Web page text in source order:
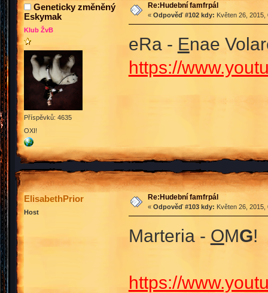
Geneticky změněný
Eskymak
Klub ŽvB
Příspěvků: 4635
OXI!
Re:Hudební famfrpál
« Odpověď #102 kdy: Květen 26, 2015,
eRa - Enae
https://
ElisabethPrior
Host
Re:Hudební famfrpál
« Odpověď #103 kdy: Květen 26, 2015,
Marteria - OMG!
https://